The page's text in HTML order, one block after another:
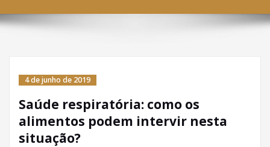
4 de junho de 2019
Saúde respiratória: como os
alimentos podem intervir nesta
situação?